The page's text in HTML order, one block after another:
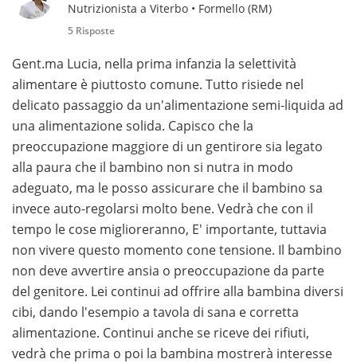
Nutrizionista a Viterbo • Formello (RM)
5 Risposte
Gent.ma Lucia, nella prima infanzia la selettività
alimentare è piuttosto comune. Tutto risiede nel
delicato passaggio da un'alimentazione semi-liquida ad
una alimentazione solida. Capisco che la
preoccupazione maggiore di un gentirore sia legato
alla paura che il bambino non si nutra in modo
adeguato, ma le posso assicurare che il bambino sa
invece auto-regolarsi molto bene. Vedrà che con il
tempo le cose miglioreranno, E' importante, tuttavia
non vivere questo momento cone tensione. Il bambino
non deve avvertire ansia o preoccupazione da parte
del genitore. Lei continui ad offrire alla bambina diversi
cibi, dando l'esempio a tavola di sana e corretta
alimentazione. Continui anche se riceve dei rifiuti,
vedrà che prima o poi la bambina mostrerà interesse